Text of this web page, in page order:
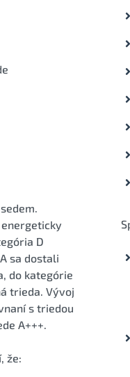
D
sa dostali
do kategórie
trieda. Vývoj
s triedou
A+++.
že: